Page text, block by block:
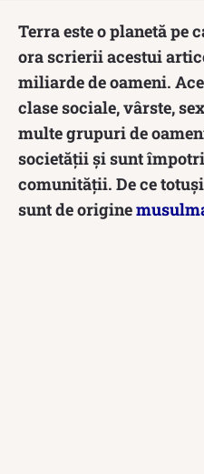
Terra este o planetă pe
ora scrierii acestui
miliarde de oameni.
clase sociale, vârste,
multe grupuri de
societății și sunt
comunității. De ce
sunt de origine